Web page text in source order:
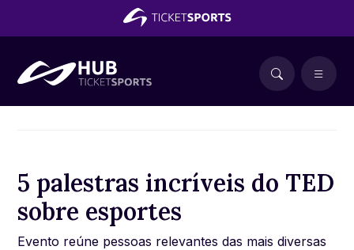
5 palestras incríveis do TED
sobre esportes
Evento reúne pessoas relevantes das mais diversas